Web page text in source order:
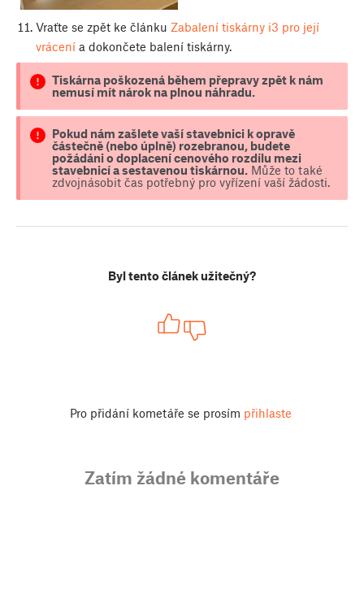
Vraťte se zpět ke článku Zabalení tiskárny i3 pro její
vrácenía dokončete balení tiskárny.
Tiskárna poškozená během přepravy zpět k nám
nemusí mít nárok na plnou náhradu.
Pokud nám zašlete vaší stavebnici k opravě
částečně (nebo úplně) rozebranou, budete
požádáni o doplacení cenového rozdílu mezi
stavebnicí a sestavenou tiskárnou.Může to také
zdvojnásobit čas potřebný pro vyřízení vaší žádosti.
Byl tento článek užitečný?
Pro přidání kometáře se prosím přihlaste
Zatím žádné komentáře